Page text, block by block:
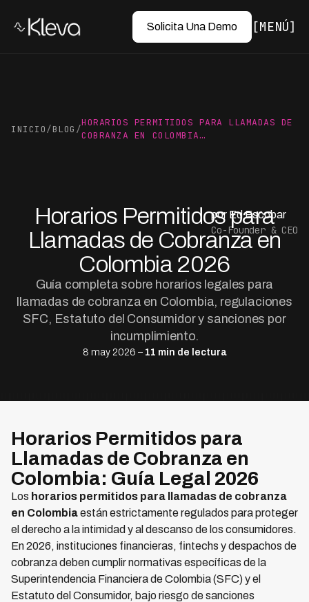
Solicita Una Demo MENÚ
INICIO/BLOG /
HORARIOS PERMITIDOS PARA LLAMADAS DE
COBRANZA EN COLOMBIA…
Horarios Permitidos para
Llamadas de Cobranza en
Colombia 2026
Guía completa sobre horarios legales para
llamadas de cobranza en Colombia, regulaciones
SFC, Estatuto del Consumidor y sanciones por
incumplimiento.
8 may 2026 – 11 min de lectura
por Ed Escobar
Co-Founder & CEO
Horarios Permitidos para
Llamadas de Cobranza en
Colombia: Guía Legal 2026
Los horarios permitidos para llamadas de cobranza
en Colombiaestán estrictamente regulados para proteger
el derecho a la intimidad y al descanso de los consumidores.
En 2026, instituciones financieras, fintechs y despachos de
cobranza deben cumplir normativas específicas de la
Superintendencia Financiera de Colombia (SFC) y el
Estatuto del Consumidor, bajo riesgo de sanciones